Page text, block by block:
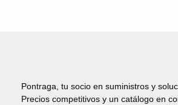
Pontraga, tu socio en suministros y
Precios competitivos y un catálogo en